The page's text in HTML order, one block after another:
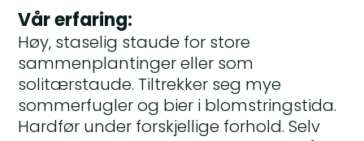
Vår erfaring:
Høy, staselig staude for store
sammenplantinger eller som
solitærstaude. Tiltrekker seg mye
sommerfugler og bier i blomstringstida.
Hardfør under forskjellige forhold. Selv